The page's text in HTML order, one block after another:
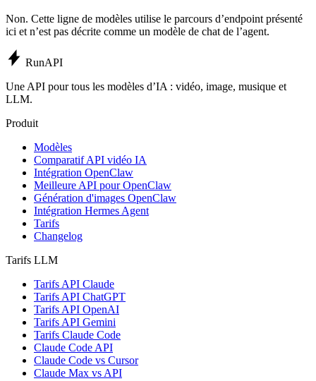
Non. Cette ligne de modèles utilise le parcours d’endpoint présenté
ici et n’est pas décrite comme un modèle de chat de l’agent.
RunAPI
Une API pour tous les modèles d’IA : vidéo, image, musique et
LLM.
Produit
Modèles
Comparatif API vidéo IA
Intégration OpenClaw
Meilleure API pour OpenClaw
Génération d'images OpenClaw
Intégration Hermes Agent
Tarifs
Changelog
Tarifs LLM
Tarifs API Claude
Tarifs API ChatGPT
Tarifs API OpenAI
Tarifs API Gemini
Tarifs Claude Code
Claude Code API
Claude Code vs Cursor
Claude Max vs API